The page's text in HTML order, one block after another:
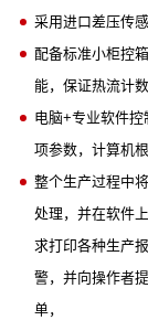
采用进口差压传
配备标准小柜控
能，保证热流计
电脑+专业软件
项参数，计算机
整个生产过程中
处理，并在软件
求打印各种生产
警，并向操作者
单，